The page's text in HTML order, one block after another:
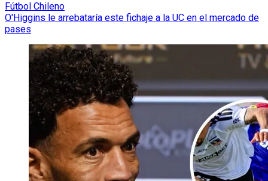
Fútbol Chileno
O'Higgins le arrebataría este fichaje a la UC en el mercado de
pases